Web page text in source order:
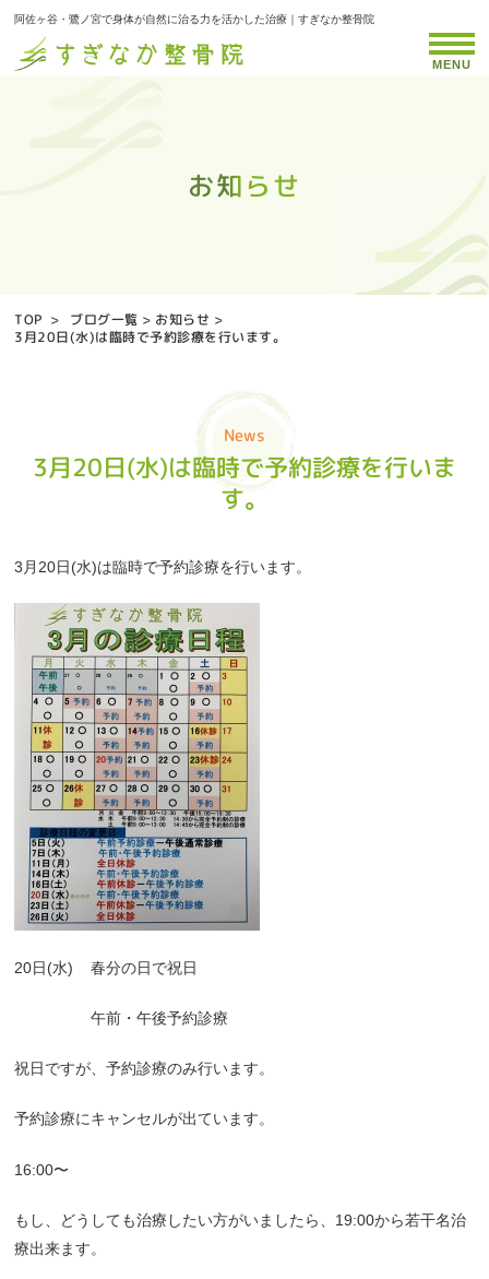
阿佐ヶ谷・鷺ノ宮で身体が自然に治る力を活かした治療｜すぎなか整骨院
お知らせ
お知らせ
お知らせ
お知らせ
お知らせ
お知らせ
お知らせ
お知らせ
お知らせ
お知らせ
お知らせ
お知らせ
お知らせ
お知らせ
お知らせ
お知らせ
お知らせ
お知らせ
お知らせ
お知らせ
お知らせ
お知らせ
お知らせ
お知らせ
お知らせ
お知らせ
お知らせ
お知らせ
お知らせ
お知らせ
お知らせ
お知らせ
お知らせ
お知らせ
お知らせ
MENU
TOP > ブログ一覧 > お知らせ >
3月20日(水)は臨時で予約診療を行います。
News
3月20日(水)は臨時で予約診療を行いま
す。
3月20日(水)は臨時で予約診療を行います。
20日(水) 春分の日で祝日
午前・午後予約診療
祝日ですが、予約診療のみ行います。
予約診療にキャンセルが出ています。
16:00〜
もし、どうしても治療したい方がいましたら、19:00から若干名治
療出来ます。